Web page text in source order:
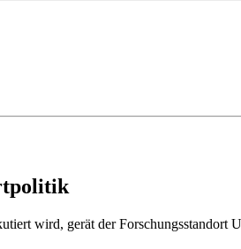
wird, gerät der Forschungs­standort